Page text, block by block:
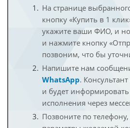
На странице
кнопку «Купить в 1
укажите ваши ФИО, и
и нажмите кнопку
позвоним, что бы
Напишите нам
WhatsApp.
и будет информировать
исполнения через
Позвоните по